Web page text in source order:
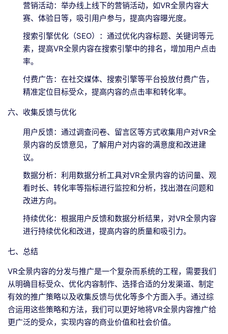
营销活动：举办线上线下的营销活动，如VR全景内容大
赛、体验日等，吸引用户参与，提高内容曝光度。
搜索引擎优化（SEO）：通过优化内容标题、关键词等元
素，提高VR全景内容在搜索引擎中的排名，增加用户点击
率。
付费广告：在社交媒体、搜索引擎等平台投放付费广告，
精准定位目标受众，提高内容的点击率和转化率。
六、收集反馈与优化
用户反馈：通过调查问卷、留言区等方式收集用户对VR全
景内容的反馈意见，了解用户对内容的满意度和改进建
议。
数据分析：利用数据分析工具对VR全景内容的访问量、观
看时长、转化率等指标进行监控和分析，找出潜在问题和
改进方向。
持续优化：根据用户反馈和数据分析结果，对VR全景内容
进行持续优化和改进，提高内容的质量和吸引力。
七、总结
VR全景内容的分发与推广是一个复杂而系统的工程，需要我们
从明确目标受众、优化内容制作、选择合适的分发渠道、制定
有效的推广策略以及收集反馈与优化等多个方面入手。通过综
合运用这些策略和方法，我们可以更好地将VR全景内容推广给
更广泛的受众，实现内容的商业价值和社会价值。